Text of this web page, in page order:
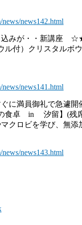
news142.html
みが・・新講座 ☆★
ル付）クリスタルボ
news141.html
満員御礼で急遽
食卓 in 汐留】(残席
クロビを学び、無添
news143.html